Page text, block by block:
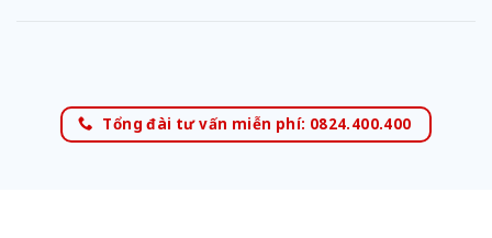
Tổng đài tư vấn miễn phí: 0824.400.400